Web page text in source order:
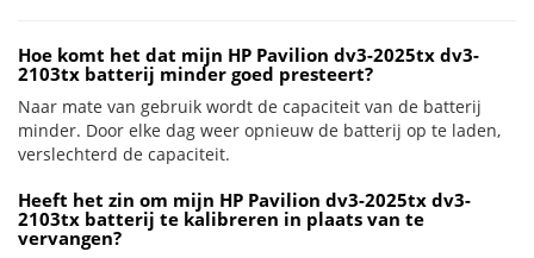
Hoe komt het dat mijn HP Pavilion dv3-2025tx dv3-
2103tx batterij minder goed presteert?
Naar mate van gebruik wordt de capaciteit van de batterij
minder. Door elke dag weer opnieuw de batterij op te laden,
verslechterd de capaciteit.
Heeft het zin om mijn HP Pavilion dv3-2025tx dv3-
2103tx batterij te kalibreren in plaats van te
vervangen?